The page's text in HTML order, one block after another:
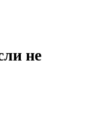
не